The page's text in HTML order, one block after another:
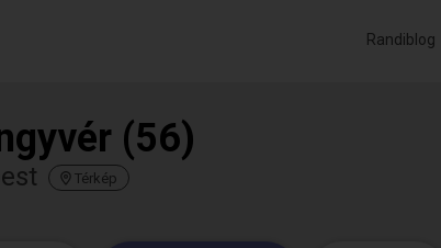
Randiblog
(56)
Térkép